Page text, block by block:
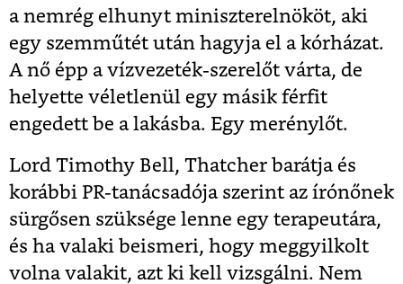
a nemrég elhunyt miniszterelnököt, aki
egy szemműtét után hagyja el a kórházat.
A nő épp a vízvezeték-szerelőt várta, de
helyette véletlenül egy másik férfit
engedett be a lakásba. Egy merénylőt.
Lord Timothy Bell, Thatcher barátja és
korábbi PR-tanácsadója szerint az írónőnek
sürgősen szüksége lenne egy terapeutára,
és ha valaki beismeri, hogy meggyilkolt
volna valakit, azt ki kell vizsgálni. Nem